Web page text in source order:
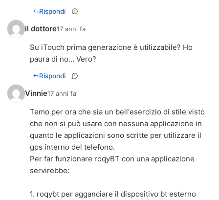
Rispondi
il dottore17 anni fa
Su iTouch prima generazione è utilizzabile? Ho
paura di no... Vero?
Rispondi
Vinnie17 anni fa
Temo per ora che sia un bell'esercizio di stile visto
che non si può usare con nessuna applicazione in
quanto le applicazioni sono scritte per utilizzare il
gps interno del telefono.
Per far funzionare roqyBT con una applicazione
servirebbe:
1. roqybt per agganciare il dispositivo bt esterno